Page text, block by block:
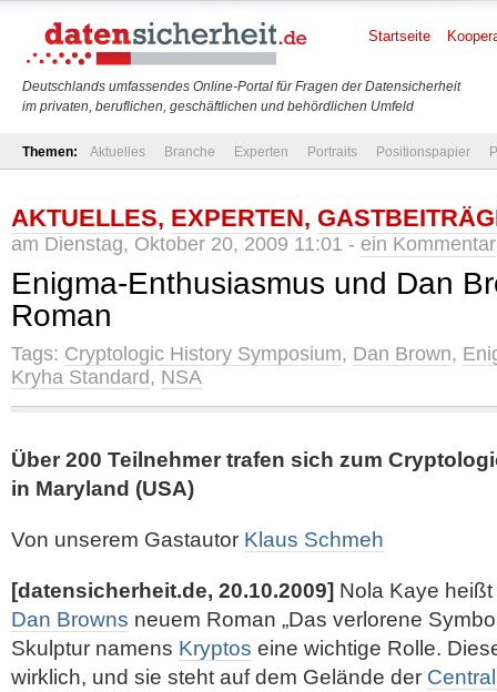
Deutschlands umfassendes Online-Portal für Fragen der Datensicherheit
im privaten, beruflichen, geschäftlichen und behördlichen Umfeld
Startseite
Themen: Aktuelles Branche Experten Portraits Positionspapier
AKTUELLES, EXPERTEN,
am Dienstag, Oktober 20, 2009 11:01 - ein Kommentar
Enigma-Enthusiasmus und Dan
Roman
Tags: Cryptologic History Symposium, Dan Brown,
Kryha Standard, NSA
Über 200 Teilnehmer trafen sich zum
in Maryland (USA)
Von unserem Gastautor Klaus Schmeh
[datensicherheit.de, 20.10.2009] Nola Kaye
Dan Browns neuem Roman „Das verlorene
Skulptur namens Kryptos eine wichtige Rolle.
wirklich, und sie steht auf dem Gelände der